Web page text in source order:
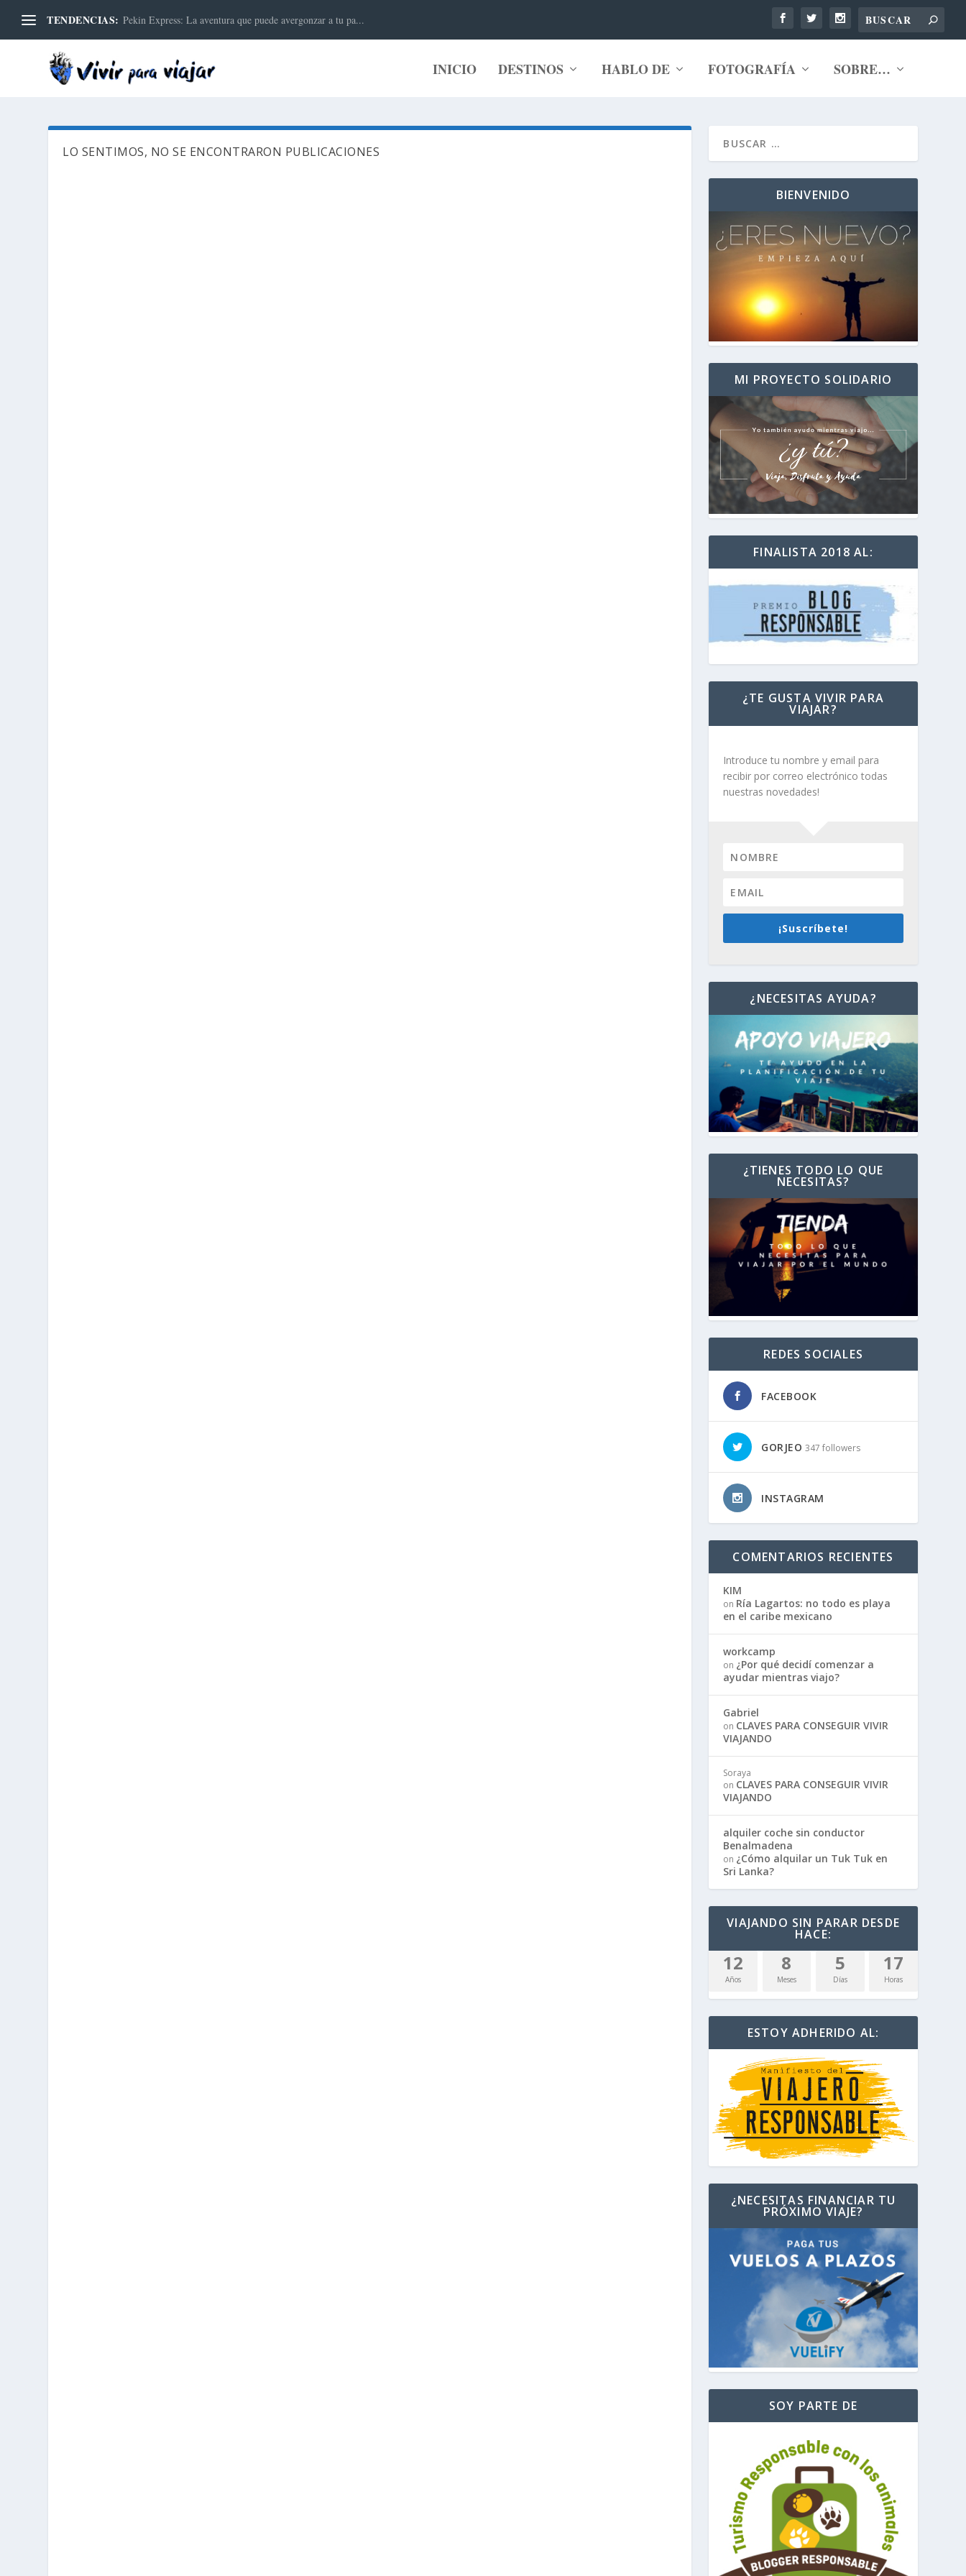
TENDENCIAS: Pekin Express: La aventura que puede avergonzar a tu pa...
INICIO DESTINOS HABLO DE FOTOGRAFÍA SOBRE…
LO SENTIMOS, NO SE ENCONTRARON PUBLICACIONES
BIENVENIDO
MI PROYECTO SOLIDARIO
FINALISTA 2018 AL:
¿TE GUSTA VIVIR PARA
VIAJAR?
Introduce tu nombre y email para
recibir por correo electrónico todas
nuestras novedades!
¡Suscríbete!
¿NECESITAS AYUDA?
¿TIENES TODO LO QUE
NECESITAS?
REDES SOCIALES
FACEBOOK
GORJEO 347 followers
INSTAGRAM
COMENTARIOS RECIENTES
KIM
on Ría Lagartos: no todo es playa
en el caribe mexicano
workcamp
on ¿Por qué decidí comenzar a
ayudar mientras viajo?
Gabriel
on CLAVES PARA CONSEGUIR VIVIR
VIAJANDO
Soraya
on CLAVES PARA CONSEGUIR VIVIR
VIAJANDO
alquiler coche sin conductor
Benalmadena
on ¿Cómo alquilar un Tuk Tuk en
Sri Lanka?
VIAJANDO SIN PARAR DESDE
HACE:
12
Años
8
Meses
5
Días
17
Horas
ESTOY ADHERIDO AL:
¿NECESITAS FINANCIAR TU
PRÓXIMO VIAJE?
SOY PARTE DE